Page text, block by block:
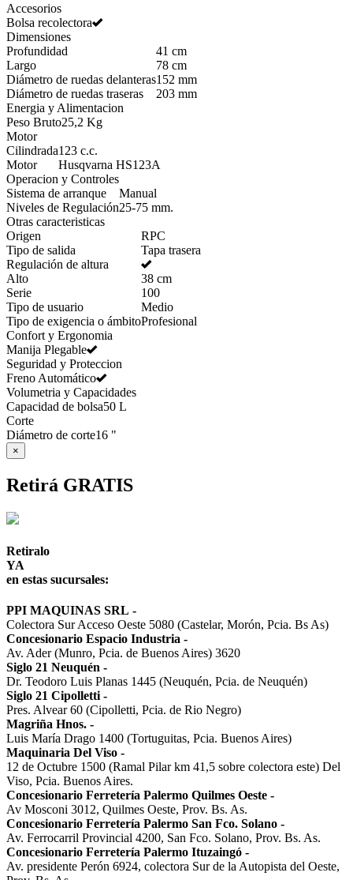
Accesorios
Bolsa recolectora
Dimensiones
Profundidad
41 cm
Largo
78 cm
Diámetro de ruedas delanteras152 mm
Diámetro de ruedas traseras
203 mm
Energia y Alimentacion
Peso Bruto25,2 Kg
Motor
Cilindrada123 c.c.
Motor
Husqvarna HS123A
Operacion y Controles
Sistema de arranque
Manual
Niveles de Regulación25-75 mm.
Otras caracteristicas
Origen
RPC
Tipo de salida
Tapa trasera
Regulación de altura
Alto
38 cm
Serie
100
Tipo de usuario
Medio
Tipo de exigencia o ámbitoProfesional
Confort y Ergonomia
Manija Plegable
Seguridad y Proteccion
Freno Automático
Volumetria y Capacidades
Capacidad de bolsa50 L
Corte
Diámetro de corte16 "
×
Retirá GRATIS
Retiralo
YA
en estas sucursales:
PPI MAQUINAS SRL -
Colectora Sur Acceso Oeste 5080 (Castelar, Morón, Pcia. Bs As)
Concesionario Espacio Industria -
Av. Ader (Munro, Pcia. de Buenos Aires) 3620
Siglo 21 Neuquén -
Dr. Teodoro Luis Planas 1445 (Neuquén, Pcia. de Neuquén)
Siglo 21 Cipolletti -
Pres. Alvear 60 (Cipolletti, Pcia. de Rio Negro)
Magriña Hnos. -
Luis María Drago 1400 (Tortuguitas, Pcia. Buenos Aires)
Maquinaria Del Viso -
12 de Octubre 1500 (Ramal Pilar km 41,5 sobre colectora este) Del
Viso, Pcia. Buenos Aires.
Concesionario Ferretería Palermo Quilmes Oeste -
Av Mosconi 3012, Quilmes Oeste, Prov. Bs. As.
Concesionario Ferretería Palermo San Fco. Solano -
Av. Ferrocarril Provincial 4200, San Fco. Solano, Prov. Bs. As.
Concesionario Ferretería Palermo Ituzaingó -
Av. presidente Perón 6924, colectora Sur de la Autopista del Oeste,